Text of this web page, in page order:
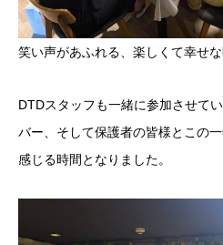
笑い声があふれる、楽しくて幸せ
DTDスタッフも一緒に参加させて
バー、そして保護者の皆様とこの
感じる時間となりました。